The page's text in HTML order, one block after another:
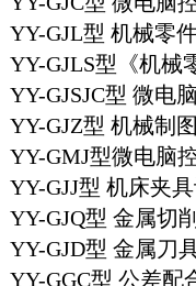
YY-GJL型 机械零
YY-GJLS型《机械
YY-GJSJC型 微电
YY-GJZ型 机械制
YY-GMJ型微电脑
YY-GJJ型 机床夹
YY-GJQ型 金属切
YY-GJD型 金属刀
YY-GGC型 公差配